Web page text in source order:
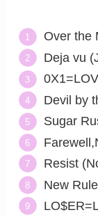
Over the
Deja vu
Devil by
Sugar
Resist
New